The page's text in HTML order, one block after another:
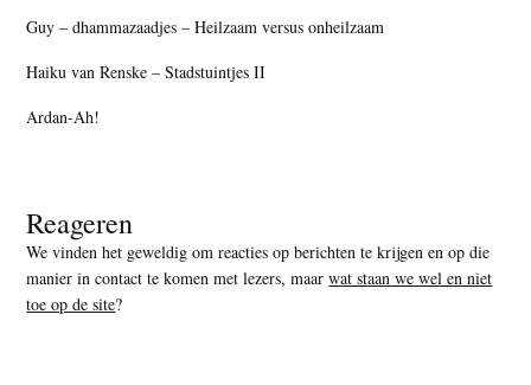
Guy – dhammazaadjes – Heilzaam versus onheilzaam
Haiku van Renske – Stadstuintjes II
Ardan-Ah!
Reageren
We vinden het geweldig om reacties op berichten te krijgen en op die
manier in contact te komen met lezers, maarwat staan we wel en niet
toe op de site?